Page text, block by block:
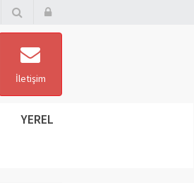
İletişim
YEREL